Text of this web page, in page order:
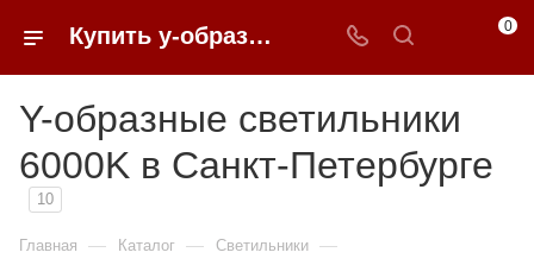
Купить y-образные светильники 6000K недорого в Санкт-Петербурге | 0FFER 0
Y-образные светильники
6000K в Санкт-Петербурге
10
Главная — Каталог — Светильники —